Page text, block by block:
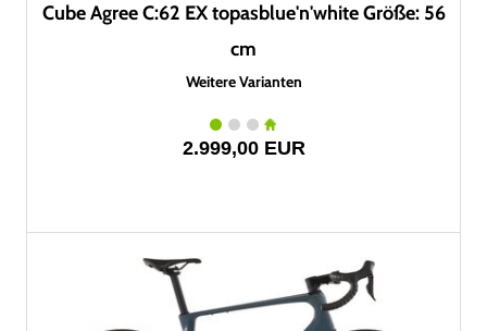
Cube Agree C:62 EX topasblue'n'white Größe: 56
cm
Weitere Varianten
2.999,00 EUR